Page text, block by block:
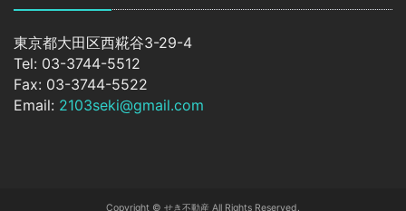
東京都大田区西糀谷3-29-4
Tel: 03-3744-5512
Fax: 03-3744-5522
Email: 2103seki@gmail.com
Copyright © せき不動産 All Rights Reserved.